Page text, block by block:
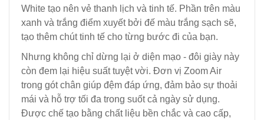
White tạo nên vẻ thanh lịch và tinh tế. Phần trên màu
xanh và trắng điểm xuyết bởi đế màu trắng sạch sẽ,
tạo thêm chút tinh tế cho từng bước đi của bạn.
Nhưng không chỉ dừng lại ở diện mạo - đôi giày này
còn đem lại hiệu suất tuyệt vời. Đơn vị Zoom Air
trong gót chân giúp đệm đáp ứng, đảm bảo sự thoải
mái và hỗ trợ tối đa trong suốt cả ngày sử dụng.
Được chế tạo bằng chất liệu bền chắc và cao cấp,